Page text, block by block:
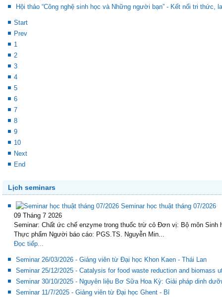
Chương trình trao đổi sinh viên các ngành Công nghệ thực phẩm,
Hội thảo “Công nghệ sinh học và Những người bạn” - Kết nối tri thức,
Start
Prev
1
2
3
4
5
6
7
8
9
10
End
Lịch seminars
Seminar học thuật tháng 07/2026
09 Tháng 7 2026
Seminar: Chất ức chế enzyme trong thuốc trừ cỏ Đơn vị: Bộ môn Sinh
Đọc tiếp...
Seminar 26/03/2026 - Giảng viên từ Đại học Khon Kaen - Thái Lan
Seminar 25/12/2025 - Catalysis for food waste reduction and biomass